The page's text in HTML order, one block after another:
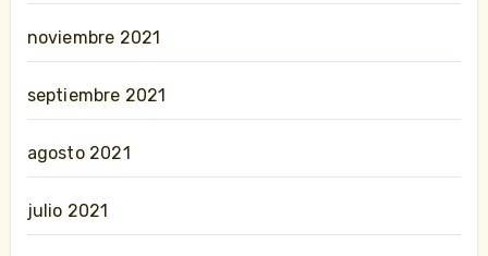
noviembre 2021
septiembre 2021
agosto 2021
julio 2021